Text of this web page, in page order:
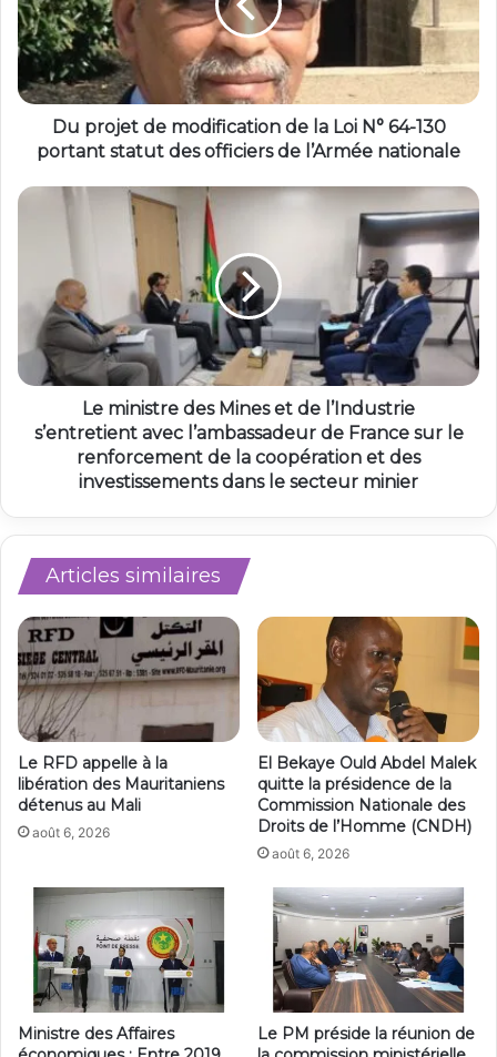
Du projet de modification de la Loi N° 64-130
portant statut des officiers de l’Armée nationale
Le ministre des Mines et de l’Industrie
s’entretient avec l’ambassadeur de France sur le
renforcement de la coopération et des
investissements dans le secteur minier
Articles similaires
Le RFD appelle à la
libération des Mauritaniens
détenus au Mali
août 6, 2026
El Bekaye Ould Abdel Malek
quitte la présidence de la
Commission Nationale des
Droits de l’Homme (CNDH)
août 6, 2026
Ministre des Affaires
Le PM préside la réunion de